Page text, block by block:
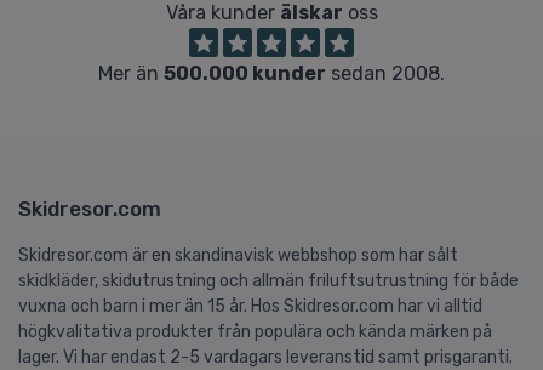
Våra kunder älskar oss
Mer än 500.000 kunder sedan 2008.
Skidresor.com
Skidresor.com är en skandinavisk webbshop som har sålt
skidkläder, skidutrustning och allmän friluftsutrustning för både
vuxna och barn i mer än 15 år. Hos Skidresor.com har vi alltid
högkvalitativa produkter från populära och kända märken på
lager. Vi har endast 2-5 vardagars leveranstid samt prisgaranti.